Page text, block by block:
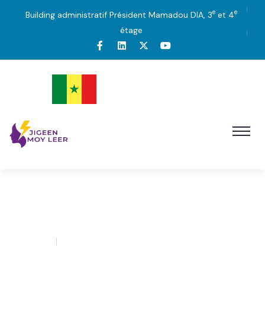
Building administratif Président Mamadou DIA, 3eet 4e
étage